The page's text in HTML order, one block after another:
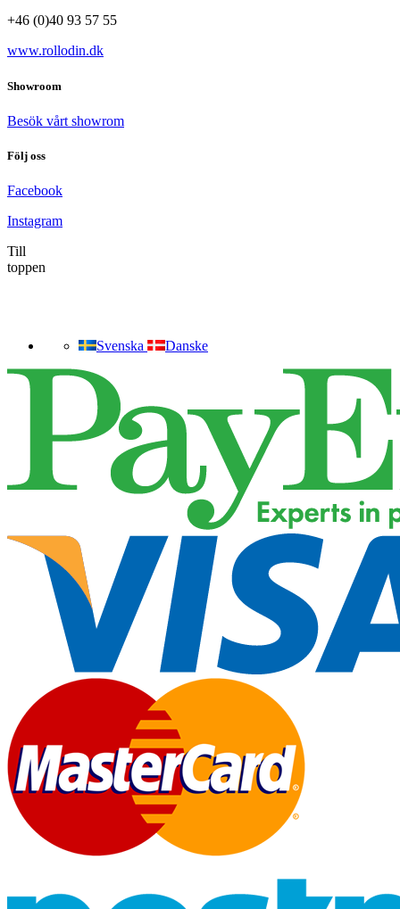
+46 (0)40 93 57 55
www.rollodin.dk
Showroom
Besök vårt showrom
Följ oss
Facebook
Instagram
Till
toppen
Svenska Danske